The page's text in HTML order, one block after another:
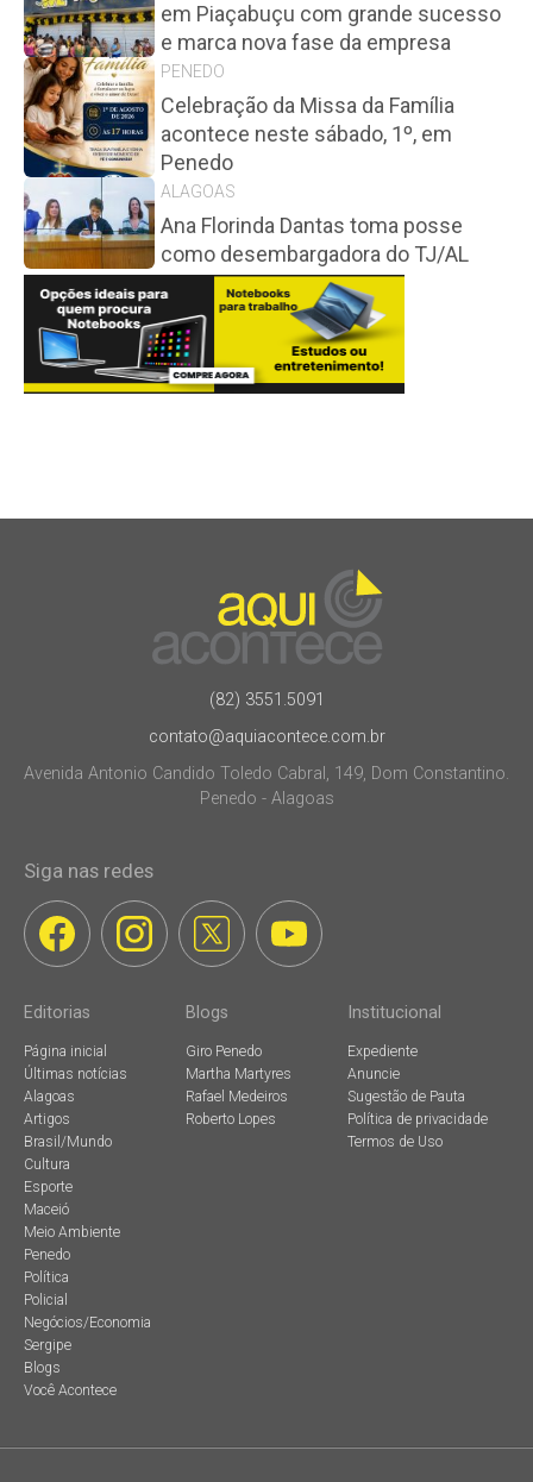
em Piaçabuçu com grande sucesso
e marca nova fase da empresa
PENEDO
Celebração da Missa da Família
acontece neste sábado, 1º, em
Penedo
ALAGOAS
Ana Florinda Dantas toma posse
como desembargadora do TJ/AL
(82) 3551.5091
contato@aquiacontece.com.br
Avenida Antonio Candido Toledo Cabral, 149, Dom Constantino.
Penedo - Alagoas
Siga nas redes
Editorias
Página inicial
Últimas notícias
Alagoas
Artigos
Brasil/Mundo
Cultura
Esporte
Maceió
Meio Ambiente
Penedo
Política
Policial
Negócios/Economia
Sergipe
Blogs
Você Acontece
Blogs
Giro Penedo
Martha Martyres
Rafael Medeiros
Roberto Lopes
Institucional
Expediente
Anuncie
Sugestão de Pauta
Política de privacidade
Termos de Uso